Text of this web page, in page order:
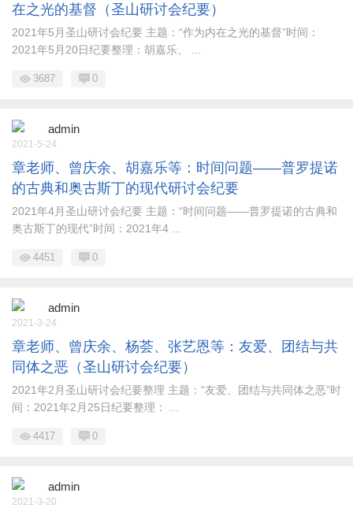
在之光的基督（圣山研讨会纪要）
2021年5月圣山研讨会纪要 主题：“作为内在之光的基督”时间：
2021年5月20日纪要整理：胡嘉乐、 ...
3687 0
admin
2021-5-24
章老师、曾庆余、胡嘉乐等：时间问题——普罗提诺
的古典和奥古斯丁的现代研讨会纪要
2021年4月圣山研讨会纪要 主题：“时间问题——普罗提诺的古典和
奥古斯丁的现代”时间：2021年4 ...
4451 0
admin
2021-3-24
章老师、曾庆余、杨荟、张艺恩等：友爱、团结与共
同体之恶（圣山研讨会纪要）
2021年2月圣山研讨会纪要整理 主题：“友爱、团结与共同体之恶”时
间：2021年2月25日纪要整理： ...
4417 0
admin
2021-3-20